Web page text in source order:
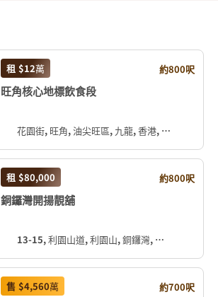
租 $12萬 約800呎
旺角核心地標飲食段
花園街, 旺角, 油尖旺區, 九龍, 香港, 中国
租 $80,000 約800呎
銅鑼灣開揚靚舖
13-15, 利園山道, 利園山, 銅鑼灣, 灣仔區, 香港島, 香港, 中国
售 $4,560萬 約700呎